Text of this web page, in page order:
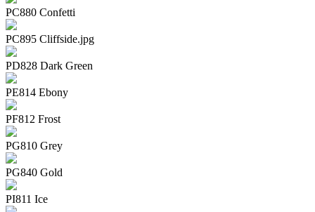
PC880 Confetti
PC895 Cliffside.jpg
PD828 Dark Green
PE814 Ebony
PF812 Frost
PG810 Grey
PG840 Gold
PI811 Ice